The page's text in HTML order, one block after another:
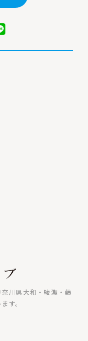
川県大和・綾瀬・藤
す。